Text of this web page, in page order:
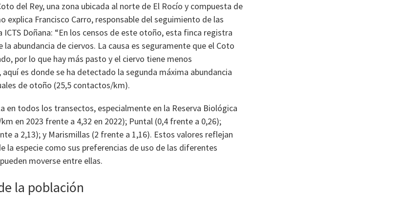
del Rey, una zona ubicada al norte de El Rocío y compuesta de
explica Francisco Carro, responsable del seguimiento de las
ICTS Doñana: “En los censos de este otoño, esta finca registra
abundancia de ciervos. La causa es seguramente que el Coto
por lo que hay más pasto y el ciervo tiene menos
es donde se ha detectado la segunda máxima abundancia
de otoño (25,5 contactos/km).
en todos los transectos, especialmente en la Reserva Biológica
en 2023 frente a 4,32 en 2022); Puntal (0,4 frente a 0,26);
a 2,13); y Marismillas (2 frente a 1,16). Estos valores reflejan
la especie como sus preferencias de uso de las diferentes
moverse entre ellas.
la población